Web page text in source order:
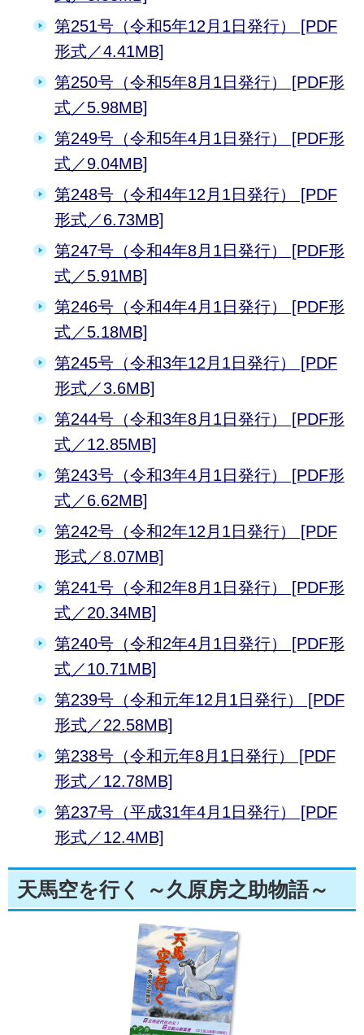
第251号（令和5年12月1日発行） [PDF
形式／4.41MB]
第250号（令和5年8月1日発行） [PDF形
式／5.98MB]
第249号（令和5年4月1日発行） [PDF形
式／9.04MB]
第248号（令和4年12月1日発行） [PDF
形式／6.73MB]
第247号（令和4年8月1日発行） [PDF形
式／5.91MB]
第246号（令和4年4月1日発行） [PDF形
式／5.18MB]
第245号（令和3年12月1日発行） [PDF
形式／3.6MB]
第244号（令和3年8月1日発行） [PDF形
式／12.85MB]
第243号（令和3年4月1日発行） [PDF形
式／6.62MB]
第242号（令和2年12月1日発行） [PDF
形式／8.07MB]
第241号（令和2年8月1日発行） [PDF形
式／20.34MB]
第240号（令和2年4月1日発行） [PDF形
式／10.71MB]
第239号（令和元年12月1日発行） [PDF
形式／22.58MB]
第238号（令和元年8月1日発行） [PDF
形式／12.78MB]
第237号（平成31年4月1日発行） [PDF
形式／12.4MB]
天馬空を行く ～久原房之助物語～